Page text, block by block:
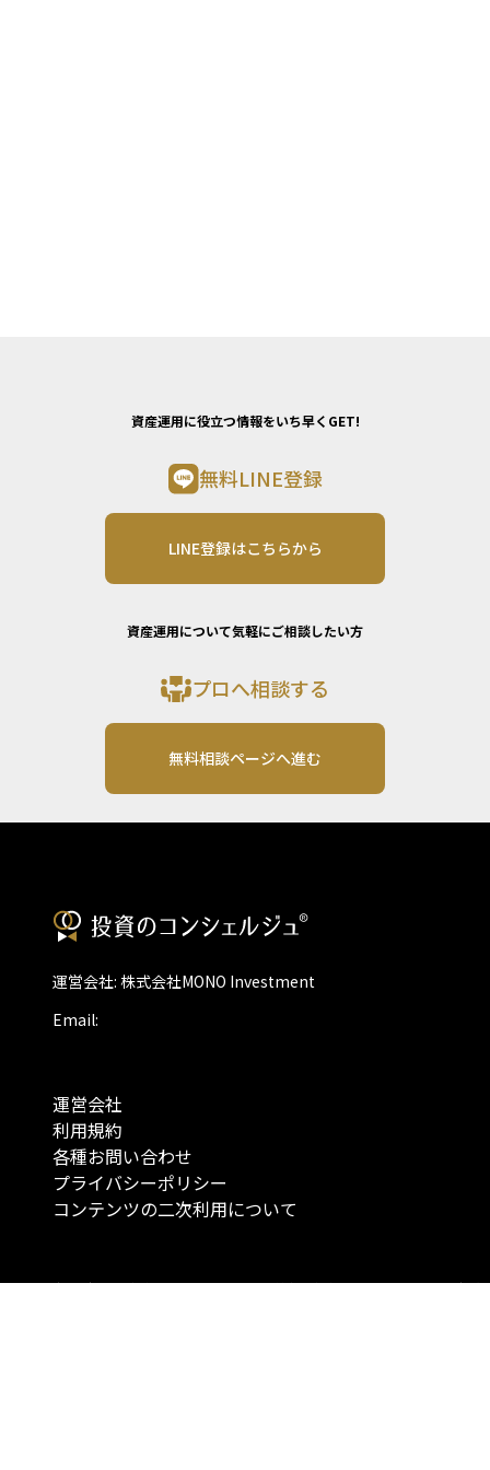
資産運用に役立つ情報をいち早くGET!
無料LINE登録
LINE登録はこちらから
資産運用について気軽にご相談したい方
プロへ相談する
無料相談ページへ進む
運営会社: 株式会社MONO Investment
Email:
運営会社
利用規約
各種お問い合わせ
プライバシーポリシー
コンテンツの二次利用について
当メディアで提供するコンテンツは、情報の提供を目的としており、投資